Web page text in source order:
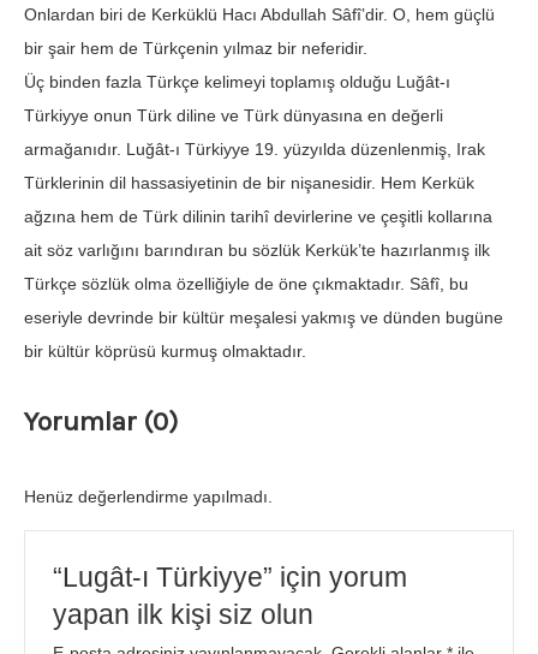
Onlardan biri de Kerküklü Hacı Abdullah Sâfî’dir. O, hem güçlü
bir şair hem de Türkçenin yılmaz bir neferidir.
Üç binden fazla Türkçe kelimeyi toplamış olduğu Luğât-ı
Türkiyye onun Türk diline ve Türk dünyasına en değerli
armağanıdır. Luğât-ı Türkiyye 19. yüzyılda düzenlenmiş, Irak
Türklerinin dil hassasiyetinin de bir nişanesidir. Hem Kerkük
ağzına hem de Türk dilinin tarihî devirlerine ve çeşitli kollarına
ait söz varlığını barındıran bu sözlük Kerkük’te hazırlanmış ilk
Türkçe sözlük olma özelliğiyle de öne çıkmaktadır. Sâfî, bu
eseriyle devrinde bir kültür meşalesi yakmış ve dünden bugüne
bir kültür köprüsü kurmuş olmaktadır.
Yorumlar (0)
Henüz değerlendirme yapılmadı.
“Lugât-ı Türkiyye” için yorum
yapan ilk kişi siz olun